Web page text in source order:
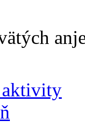
aktivity